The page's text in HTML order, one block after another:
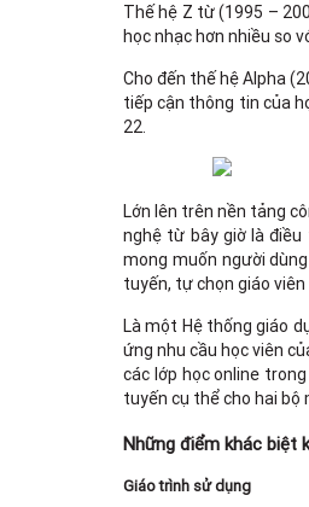
Thế hệ Z từ (1995 –
học nhạc hơn nhiều so
Cho đến thế hệ Alpha
tiếp cận thông tin của
22.
Lớn lên trên nền tảng
nghệ từ bây giờ là điều
mong muốn người
tuyến, tự chọn giáo
Là một Hệ thống giáo
ứng nhu cầu học viên
các lớp học online
tuyến cụ thể cho hai bộ
Những điểm khác biệt
Giáo trình sử dụng